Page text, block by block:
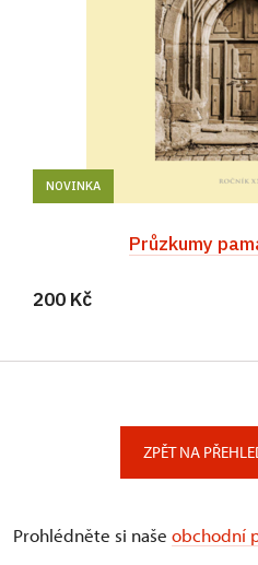
NOVINKA
Průzkumy
200 Kč
ZPĚT NA
Prohlédněte si naše obchodní